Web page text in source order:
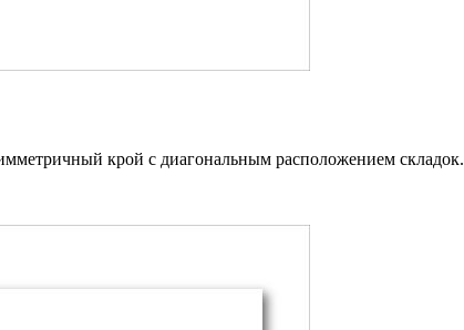
крой с диагональным расположением складок.